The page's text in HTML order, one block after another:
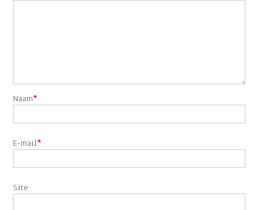
Naam*
E-mail*
Site